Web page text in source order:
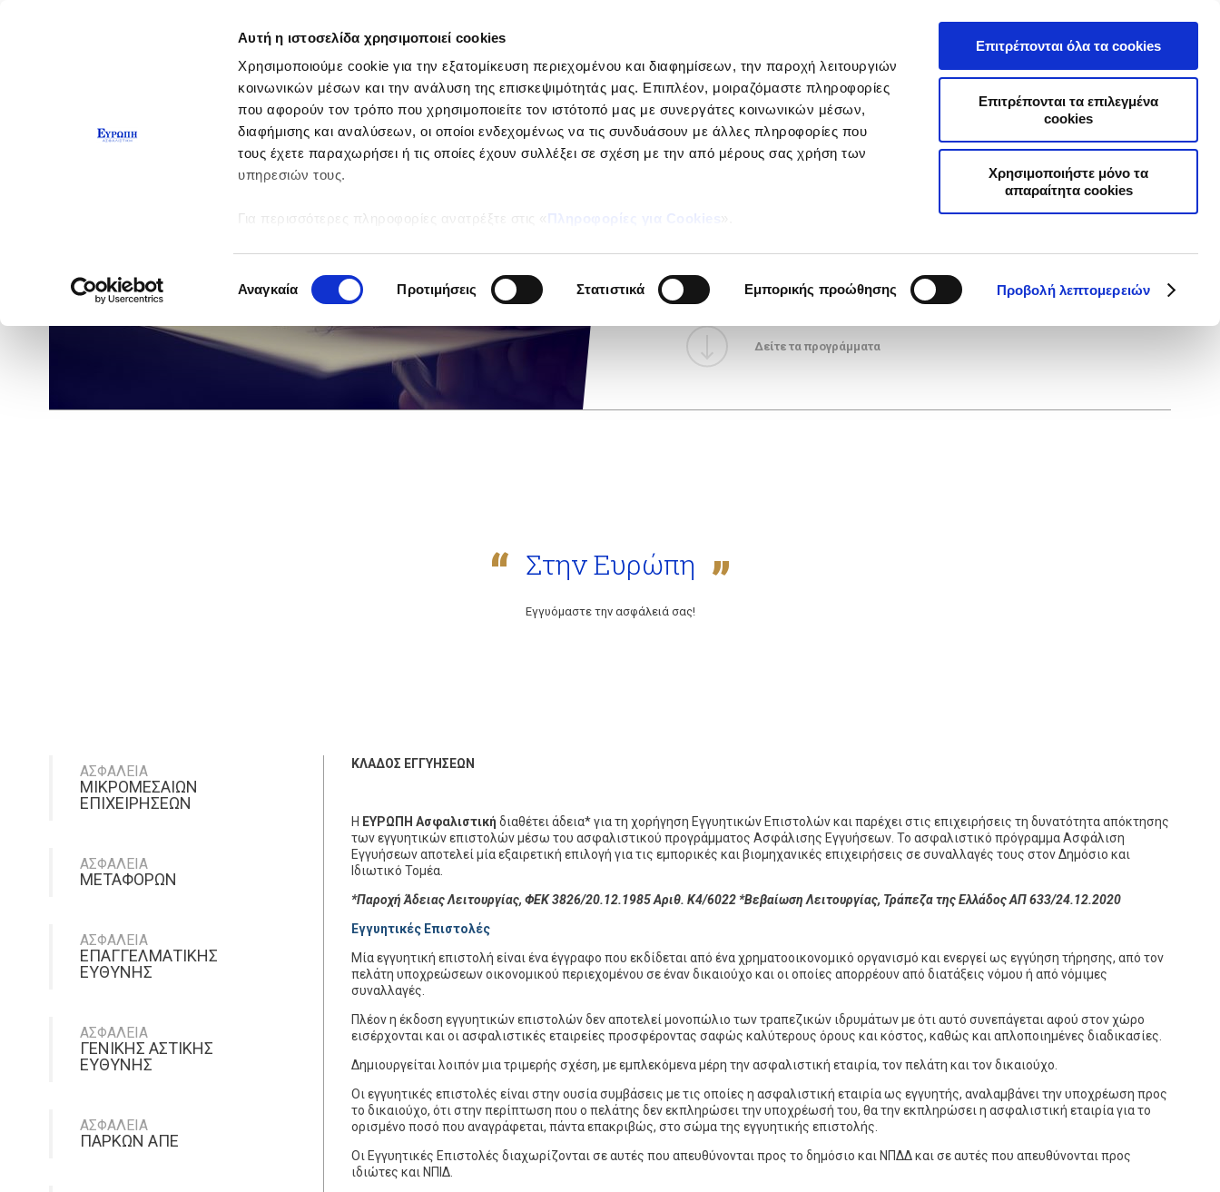
Αυτή η ιστοσελίδα χρησιμοποιεί cookies
Χρησιμοποιούμε cookie για την εξατομίκευση περιεχομένου και διαφημίσεων, την παροχή λειτουργιών
κοινωνικών μέσων και την ανάλυση της επισκεψιμότητάς μας. Επιπλέον, μοιραζόμαστε πληροφορίες
που αφορούν τον τρόπο που χρησιμοποιείτε τον ιστότοπό μας με συνεργάτες κοινωνικών μέσων,
διαφήμισης και αναλύσεων, οι οποίοι ενδεχομένως να τις συνδυάσουν με άλλες πληροφορίες που
τους έχετε παραχωρήσει ή τις οποίες έχουν συλλέξει σε σχέση με την από μέρους σας χρήση των
υπηρεσιών τους.
Για περισσότερες πληροφορίες ανατρέξτε στις « Πληροφορίες για Cookies ».
συγκατάθεσης
Αναγκαία Προτιμήσεις Στατιστικά Εμπορικής προώθησης Προβολή λεπτομερειών
Επιτρέπονται όλα τα cookies
Επιτρέπονται τα επιλεγμένα
cookies
Χρησιμοποιήστε μόνο τα
απαραίτητα cookies
Ιδιώτες Επιχειρήσεις Online Ασφαλίσεις
από τους
καλύτερους!
Δείτε τα προγράμματα
Στην Ευρώπη
Εγγυόμαστε την ασφάλειά σας!
ΑΣΦΑΛΕΙΑ
ΜΙΚΡΟΜΕΣΑΙΩΝ
ΕΠΙΧΕΙΡΗΣΕΩΝ
ΑΣΦΑΛΕΙΑ
ΜΕΤΑΦΟΡΩΝ
ΑΣΦΑΛΕΙΑ
ΕΠΑΓΓΕΛΜΑΤΙΚΗΣ
ΕΥΘΥΝΗΣ
ΑΣΦΑΛΕΙΑ
ΓΕΝΙΚΗΣ ΑΣΤΙΚΗΣ
ΕΥΘΥΝΗΣ
ΑΣΦΑΛΕΙΑ
ΠΑΡΚΩΝ ΑΠΕ
ΚΛΑΔΟΣ ΕΓΓΥΗΣΕΩΝ
Η ΕΥΡΩΠΗ Ασφαλιστική διαθέτει άδεια* για τη χορήγηση Εγγυητικών Επιστολών και παρέχει στις επιχειρήσεις τη δυνατότητα απόκτησης
των εγγυητικών επιστολών μέσω του ασφαλιστικού προγράμματος Ασφάλισης Εγγυήσεων. Το ασφαλιστικό πρόγραμμα Ασφάλιση
Εγγυήσεων αποτελεί μία εξαιρετική επιλογή για τις εμπορικές και βιομηχανικές επιχειρήσεις σε συναλλαγές τους στον Δημόσιο και
Ιδιωτικό Τομέα.
*Παροχή Άδειας Λειτουργίας, ΦΕΚ 3826/20.12.1985 Αριθ. Κ4/6022 *Βεβαίωση Λειτουργίας, Τράπεζα της Ελλάδος ΑΠ 633/24.12.2020
Εγγυητικές Επιστολές
Μία εγγυητική επιστολή είναι ένα έγγραφο που εκδίδεται από ένα χρηματοοικονομικό οργανισμό και ενεργεί ως εγγύηση τήρησης, από τον
πελάτη υποχρεώσεων οικονομικού περιεχομένου σε έναν δικαιούχο και οι οποίες απορρέουν από διατάξεις νόμου ή από νόμιμες
συναλλαγές.
Πλέον η έκδοση εγγυητικών επιστολών δεν αποτελεί μονοπώλιο των τραπεζικών ιδρυμάτων με ότι αυτό συνεπάγεται αφού στον χώρο
εισέρχονται και οι ασφαλιστικές εταιρείες προσφέροντας σαφώς καλύτερους όρους και κόστος, καθώς και απλοποιημένες διαδικασίες.
Δημιουργείται λοιπόν μια τριμερής σχέση, με εμπλεκόμενα μέρη την ασφαλιστική εταιρία, τον πελάτη και τον δικαιούχο.
Οι εγγυητικές επιστολές είναι στην ουσία συμβάσεις με τις οποίες η ασφαλιστική εταιρία ως εγγυητής, αναλαμβάνει την υποχρέωση προς
το δικαιούχο, ότι στην περίπτωση που ο πελάτης δεν εκπληρώσει την υποχρέωσή του, θα την εκπληρώσει η ασφαλιστική εταιρία για το
ορισμένο ποσό που αναγράφεται, πάντα επακριβώς, στο σώμα της εγγυητικής επιστολής.
Οι Εγγυητικές Επιστολές διαχωρίζονται σε αυτές που απευθύνονται προς το δημόσιο και ΝΠΔΔ και σε αυτές που απευθύνονται προς
ιδιώτες και ΝΠΙΔ.